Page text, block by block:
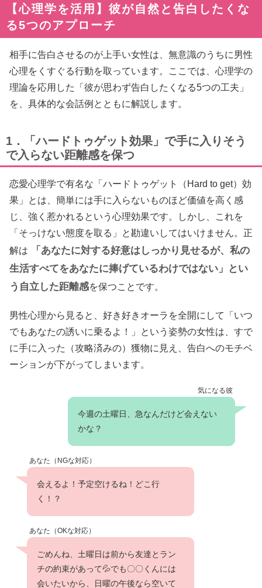
【心理学を活用】彼が自然と告白したくな
る5つのアプローチ
相手に告白させるのが上手い女性は、無意識のうちに男性
心理をくすぐる行動を取っています。ここでは、心理学の
理論を応用した「彼が思わず告白したくなる5つの工夫」
を、具体的な会話例とともに解説します。
1．「ハードトゥゲット効果」で手に入りそう
で入らない距離感を保つ
恋愛心理学で有名な「ハードトゥゲット（Hard to get）効
果」とは、簡単には手に入らないものほど価値を高く感
じ、強く惹かれるという心理効果です。しかし、これを
「そっけない態度を取る」と勘違いしてはいけません。正
解は
「あなたに対する好意はしっかり見せるが、私の
生活すべてをあなたに捧げているわけではない」とい
う自立した距離感を保つことです。
男性心理から見ると、好き好きオーラを全開にして「いつ
でもあなたの誘いに乗るよ！」という姿勢の女性は、すで
に手に入った（攻略済みの）獲物に見え、告白へのモチベ
ーションが下がってしまいます。
気になる彼
今週の土曜日、急なんだけど会えない
かな？
あなた（NGな対応）
会えるよ！予定空けるね！どこ行
く！？
あなた（OKな対応）
ごめんね、土曜日は前から友達とラン
チの約束があって💦でも〇〇くんには
会いたいから、日曜の午後なら空いて